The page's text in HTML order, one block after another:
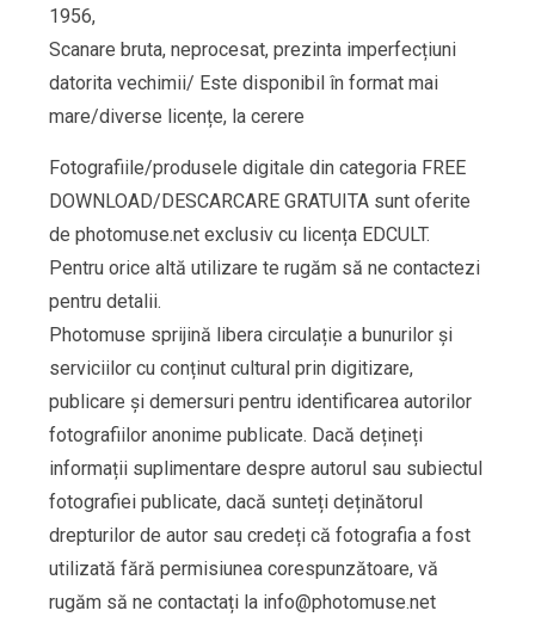
1956,
Scanare bruta, neprocesat, prezinta imperfecțiuni
datorita vechimii/ Este disponibil în format mai
mare/diverse licențe, la cerere
Fotografiile/produsele digitale din categoria FREE
DOWNLOAD/DESCARCARE GRATUITA sunt oferite
de photomuse.net exclusiv cu licența EDCULT.
Pentru orice altă utilizare te rugăm să ne contactezi
pentru detalii.
Photomuse sprijină libera circulație a bunurilor și
serviciilor cu conținut cultural prin digitizare,
publicare și demersuri pentru identificarea autorilor
fotografiilor anonime publicate. Dacă dețineți
informații suplimentare despre autorul sau subiectul
fotografiei publicate, dacă sunteți deținătorul
drepturilor de autor sau credeți că fotografia a fost
utilizată fără permisiunea corespunzătoare, vă
rugăm să ne contactați la info@photomuse.net